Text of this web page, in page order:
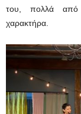
του, πολλά από
χαρακτήρα.